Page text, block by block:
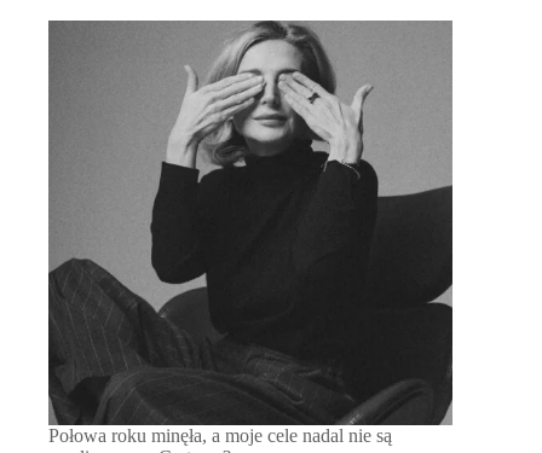
Połowa roku minęła, a moje cele nadal nie są